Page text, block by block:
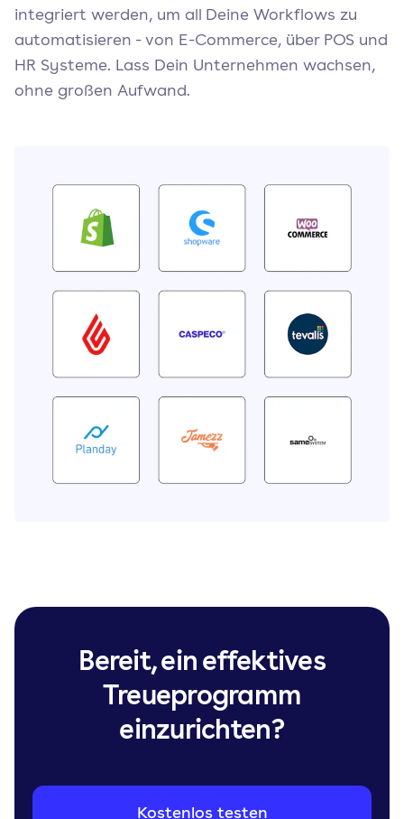
integriert werden, um all Deine Workflows zu
automatisieren - von E-Commerce, über POS und
HR Systeme. Lass Dein Unternehmen wachsen,
ohne großen Aufwand.
Bereit, ein effektives
Treueprogramm
einzurichten?
Kostenlos testen